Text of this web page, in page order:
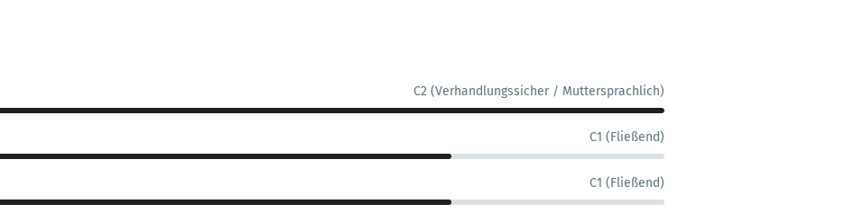
C2 (Verhandlungssicher / Muttersprachlich)
C1 (Fließend)
C1 (Fließend)